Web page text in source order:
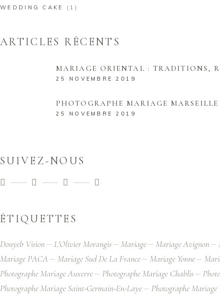
WEDDING CAKE (1)
ARTICLES RÉCENTS
MARIAGE ORIENTAL : TRADITIONS,
25 NOVEMBRE 2019
PHOTOGRAPHE MARIAGE
25 NOVEMBRE 2019
SUIVEZ-NOUS
ÉTIQUETTES
Douyeb Vision L'Olivier Morangis Mariage Mariage Avignon
Mariage PACA
Mariage Sud De La France Mariage Yonne
Photographe Mariage Auxerre
Photographe Mariage Chablis
Photographe Mariage Saint-Germain-En-Laye
Photographe Mariage